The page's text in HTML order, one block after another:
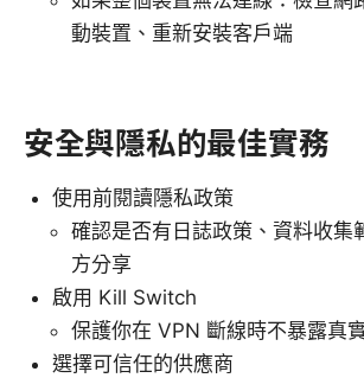
動裝置、重新安裝客戶端
安全與隱私的最佳實務
使用前閱讀隱私政策
確認是否有日誌政策、資料收集
方分享
啟用 Kill Switch
保護你在 VPN 斷線時不暴露真
選擇可信任的供應商